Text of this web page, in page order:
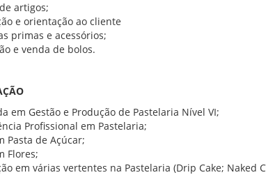
artigos;
e orientação ao cliente
primas e acessórios;
e venda de bolos.
em Gestão e Produção de Pastelaria Nível VI;
Profissional em Pastelaria;
Pasta de Açúcar;
Flores;
em várias vertentes na Pastelaria (Drip Cake; Naked